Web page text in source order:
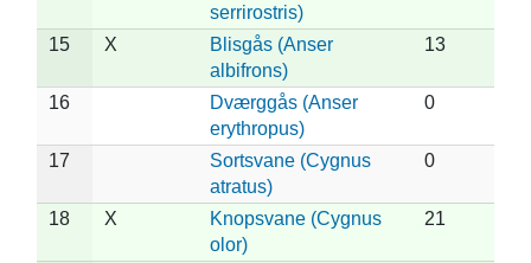
serrirostris)
15 X
Blisgås (Anser
albifrons)
13
16
Dværggås (Anser
erythropus)
0
17
Sortsvane (Cygnus
atratus)
0
18 X
Knopsvane (Cygnus
olor)
21